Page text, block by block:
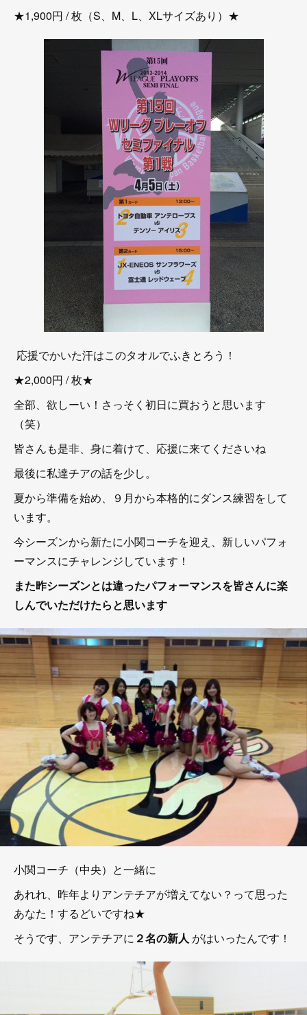
★1,900円 / 枚（S、M、L、XLサイズあり）★
応援でかいた汗はこのタオルでふきとろう！
★2,000円 / 枚★
全部、欲しーい！さっそく初日に買おうと思います
（笑）
皆さんも是非、身に着けて、応援に来てくださいね
最後に私達チアの話を少し。
夏から準備を始め、９月から本格的にダンス練習をして
います。
今シーズンから新たに小関コーチを迎え、新しいパフォ
ーマンスにチャレンジしています！
また昨シーズンとは違ったパフォーマンスを皆さんに楽
しんでいただけたらと思います
小関コーチ（中央）と一緒に
あれれ、昨年よりアンテチアが増えてない？って思った
あなた！するどいですね★
そうです、アンテチアに ２名の新人 がはいったんです！